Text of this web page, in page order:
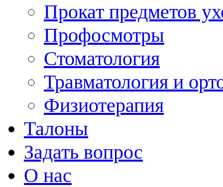
Прокат предметов
Профосмотры
Стоматология
Травматология и
Физиотерапия
Талоны
Задать вопрос
О нас